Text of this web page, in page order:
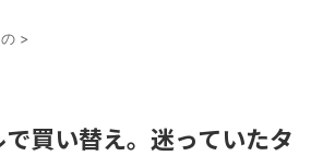
>
買い替え。迷っていたタ